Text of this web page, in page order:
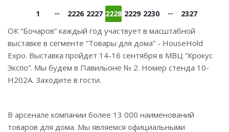
1 2226 2227 2228 2229 2230 2327
ОК “Бочаров” каждый год участвует в масштабной
выставке в сегменте “Товары для дома” - HouseHold
Expo. Выставка пройдет 14-16 сентября в МВЦ “Крокус
Экспо”. Мы будем в Павильоне № 2. Номер стенда 10-
Н202А. Заходите в гости.
В арсенале компании более 13 000 наименований
товаров для дома. Мы являемся официальными